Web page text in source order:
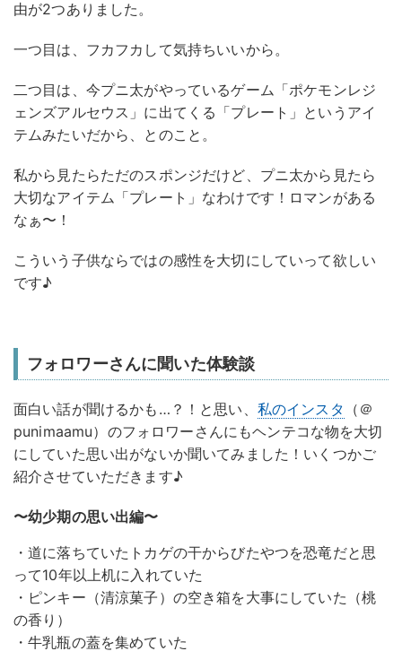
由が2つありました。
一つ目は、フカフカして気持ちいいから。
二つ目は、今プニ太がやっているゲーム「ポケモンレジ
ェンズアルセウス」に出てくる「プレート」というアイ
テムみたいだから、とのこと。
私から見たらただのスポンジだけど、プニ太から見たら
大切なアイテム「プレート」なわけです！ロマンがある
なぁ〜！
こういう子供ならではの感性を大切にしていって欲しい
です♪
フォロワーさんに聞いた体験談
面白い話が聞けるかも…？！と思い、 私のインスタ （＠
punimaamu）のフォロワーさんにもヘンテコな物を大切
にしていた思い出がないか聞いてみました！いくつかご
紹介させていただきます♪
〜幼少期の思い出編〜
・道に落ちていたトカゲの干からびたやつを恐竜だと思
って10年以上机に入れていた
・ピンキー（清涼菓子）の空き箱を大事にしていた（桃
の香り）
・牛乳瓶の蓋を集めていた